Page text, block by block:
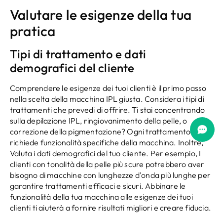
Valutare le esigenze della tua
pratica
Tipi di trattamento e dati
demografici del cliente
Comprendere le esigenze dei tuoi clienti è il primo passo
nella scelta della macchina IPL giusta. Considera i tipi di
trattamenti che prevedi di offrire. Ti stai concentrando
sulla depilazione IPL, ringiovanimento della pelle, o
correzione della pigmentazione? Ogni trattamento
richiede funzionalità specifiche della macchina. Inoltre,
Valuta i dati demografici del tuo cliente. Per esempio, I
clienti con tonalità della pelle più scure potrebbero aver
bisogno di macchine con lunghezze d'onda più lunghe per
garantire trattamenti efficaci e sicuri. Abbinare le
funzionalità della tua macchina alle esigenze dei tuoi
clienti ti aiuterà a fornire risultati migliori e creare fiducia.